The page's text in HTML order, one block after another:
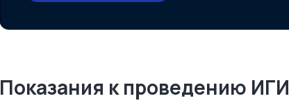
Показания к проведению ИГИ